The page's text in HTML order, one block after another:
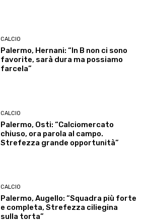
CALCIO
Palermo, Hernani: “In B non ci sono
favorite, sarà dura ma possiamo
farcela”
CALCIO
Palermo, Osti: “Calciomercato
chiuso, ora parola al campo.
Strefezza grande opportunità”
CALCIO
Palermo, Augello: “Squadra più forte
e completa, Strefezza ciliegina
sulla torta”